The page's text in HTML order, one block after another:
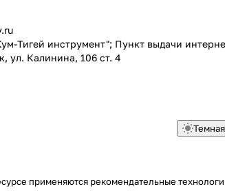
Тигей инструмент"; Пункт выдачи
ул. Калинина, 106 ст. 4
применяются рекомендательные